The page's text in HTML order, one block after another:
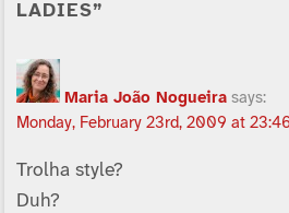
LADIES”
Maria João Nogueira says:
Monday, February 23rd, 2009 at 23:46
Trolha style?
Duh?